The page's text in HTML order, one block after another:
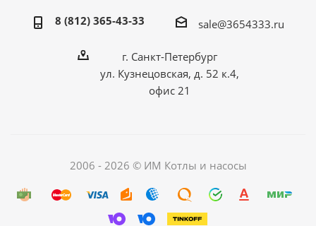
8 (812) 365-43-33 sale@3654333.ru
г. Санкт-Петербург
ул. Кузнецовская, д. 52 к.4,
офис 21
2006 - 2026 © ИМ Котлы и насосы